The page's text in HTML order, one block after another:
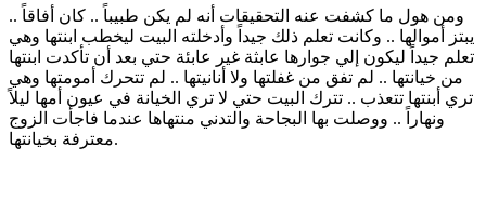
ومن هول ما كشفت عنه التحقيقات أنه لم يكن طبيباً .. كان أفاقاً ..
يبتز أموالها .. وكانت تعلم ذلك جيداً وأدخلته البيت ليخطب ابنتها وهي
تعلم جيداً ليكون إلي جوارها عابثة غير عابئة حتي بعد أن تأكدت ابنتها
من خيانتها .. لم تفق من غفلتها ولا أنانيتها .. لم تتحرك أمومتها وهي
تري أبنتها تتعذب .. تترك البيت حتي لا تري الخيانة في عيون أمها ليلاً
ونهاراً .. ووصلت بها البجاحة والتدني منتهاها عندما فاجأت الزوج
معترفة بخيانتها.